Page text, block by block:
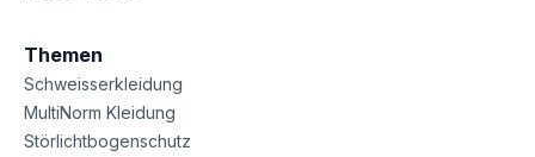
Themen
Schweisserkleidung
MultiNorm Kleidung
Störlichtbogenschutz